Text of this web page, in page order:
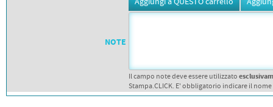
NOTE
Il campo note deve essere utilizzato
Stampa.CLICK. E' obbligatorio indicare il